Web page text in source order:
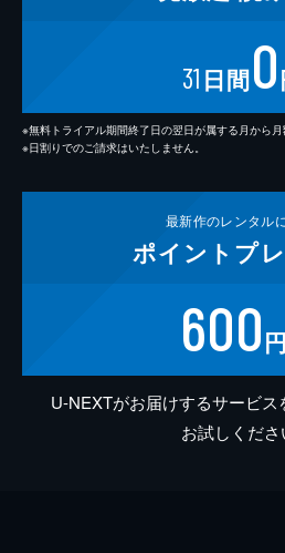
31 日間0
※無料トライアル期間終了日の翌日が属する月から月
※日割りでのご請求はいたしません。
最新作のレンタル
ポイント プ
600
U-NEXTがお届けするサービス
お試しくださ